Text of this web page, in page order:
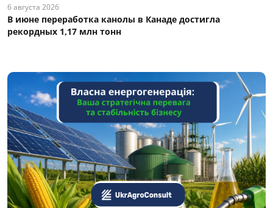
6 августа 2026
В июне переработка канолы в Канаде достигла
рекордных 1,17 млн тонн